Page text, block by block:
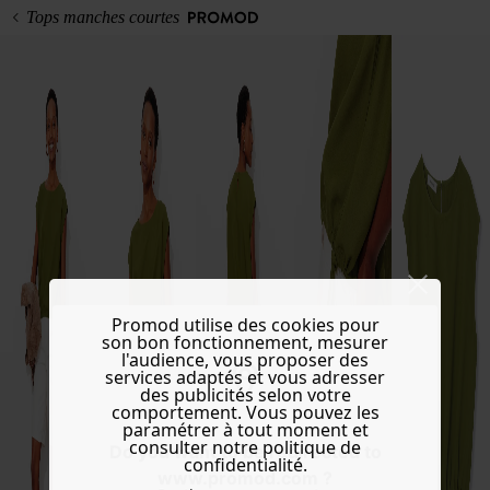
Do you want to be redirected to
www.promod.com ?
Tops manches courtes
Promod utilise des cookies pour
son bon fonctionnement, mesurer
l'audience, vous proposer des
services adaptés et vous adresser
des publicités selon votre
comportement. Vous pouvez les
paramétrer à tout moment et
consulter notre politique de
confidentialité.